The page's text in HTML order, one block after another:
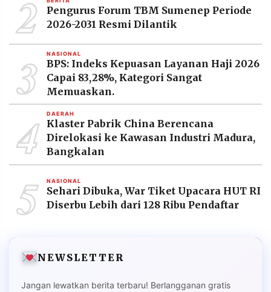
PT.
RESOLUSI
MEDIA
2
Pengurus Forum TBM Sumenep Periode
2026-2031 Resmi Dilantik
3 NASIONAL
BPS: Indeks Kepuasan Layanan Haji 2026
Capai 83,28%, Kategori Sangat
Memuaskan.
4 DAERAH
Klaster Pabrik China Berencana
Direlokasi ke Kawasan Industri Madura,
Bangkalan
5 NASIONAL
Sehari Dibuka, War Tiket Upacara HUT RI
Diserbu Lebih dari 128 Ribu Pendaftar
NEWSLETTER
Jangan lewatkan berita terbaru! Berlangganan gratis